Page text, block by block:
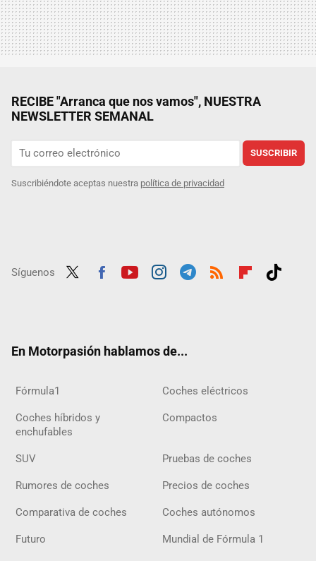
RECIBE "Arranca que nos vamos", NUESTRA
NEWSLETTER SEMANAL
SUSCRIBIR
Suscribiéndote aceptas nuestra política de privacidad
Síguenos
En Motorpasión hablamos de...
Fórmula1 Coches eléctricos
Coches híbridos y
enchufables
Compactos
SUV Pruebas de coches
Rumores de coches Precios de coches
Comparativa de coches Coches autónomos
Futuro Mundial de Fórmula 1